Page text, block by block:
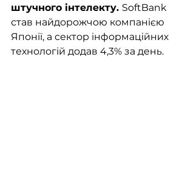
штучного інтелекту. SoftBank
став найдорожчою компанією
Японії, а сектор інформаційних
технологій додав 4,3% за день.